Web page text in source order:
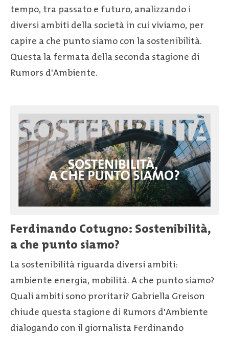
tempo, tra passato e futuro, analizzando i
diversi ambiti della società in cui viviamo, per
capire a che punto siamo con la sostenibilità.
Questa la fermata della seconda stagione di
Rumors d'Ambiente.
Ferdinando Cotugno: Sostenibilità,
a che punto siamo?
La sostenibilità riguarda diversi ambiti:
ambiente energia, mobilità. A che punto siamo?
Quali ambiti sono proritari? Gabriella Greison
chiude questa stagione di Rumors d'Ambiente
dialogando con il giornalista Ferdinando